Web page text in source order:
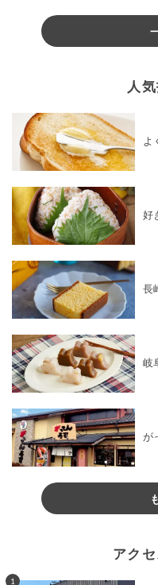
人
よ
好
長
岐
が
アク
1